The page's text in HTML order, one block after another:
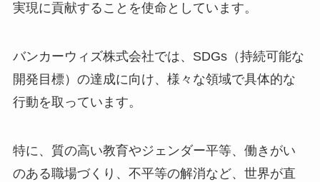
実現に貢献することを使命としています。
バンカーウィズ株式会社では、SDGs（持続可能な
開発目標）の達成に向け、様々な領域で具体的な
行動を取っています。
特に、質の高い教育やジェンダー平等、働きがい
のある職場づくり、不平等の解消など、世界が直